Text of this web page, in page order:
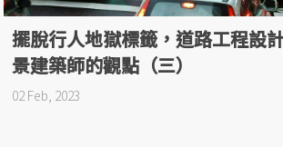
擺脫行人地獄標籤，道路工程設
景建築師的觀點（三）
02 Feb, 2023